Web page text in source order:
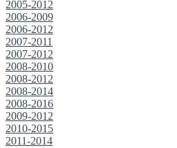
2005-2012
2006-2009
2006-2012
2007-2011
2007-2012
2008-2010
2008-2012
2008-2014
2008-2016
2009-2012
2010-2015
2011-2014